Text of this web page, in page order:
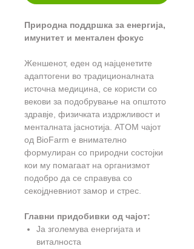
Природна поддршка за енергија,
имунитет и ментален фокус
Женшенот, еден од најценетите
адаптогени во традиционалната
источна медицина, се користи со
векови за подобрување на општото
здравје, физичката издржливост и
менталната јаснотија. ATOM чајот
од BioFarm е внимателно
формулиран со природни состојки
кои му помагаат на организмот
подобро да се справува со
секојдневниот замор и стрес.
Главни придобивки од чајот:
Ја зголемува енергијата и
виталноста